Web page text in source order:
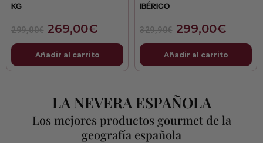
KG
299,00€ 269,00€
Añadir al carrito
IBÉRICO
329,90€ 299,00€
Añadir al carrito
LA NEVERA ESPAÑOLA
Los mejores productos gourmet de la
geografía española